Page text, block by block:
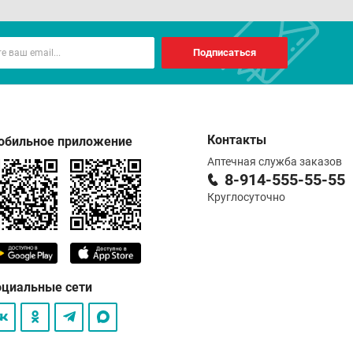
Подписаться
приложение
сети
Контакты
Аптечная служба заказов
8-914-555-55-55
Круглосуточно